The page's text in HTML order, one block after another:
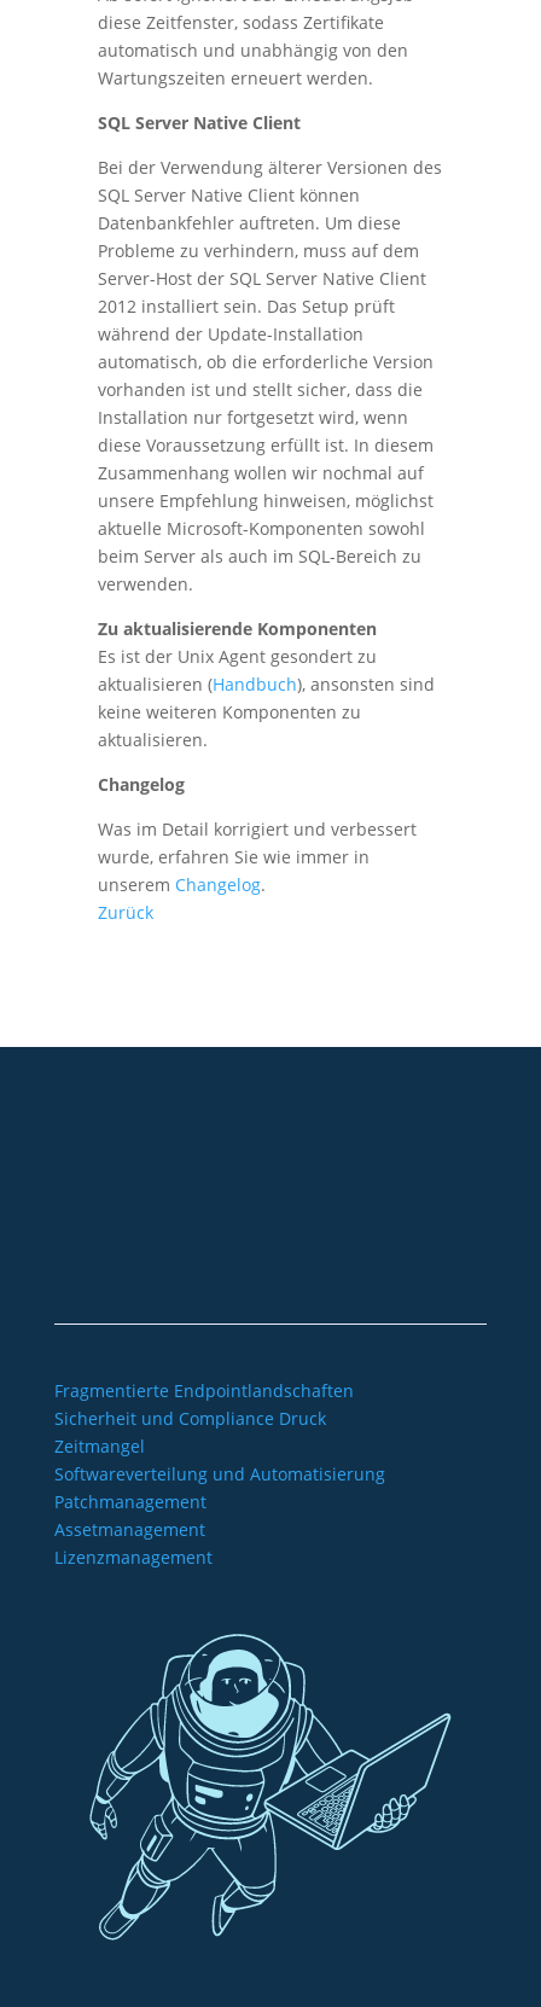
diese Zeitfenster, sodass Zertifikate
automatisch und unabhängig von den
Wartungszeiten erneuert werden.
SQL Server Native Client
Bei der Verwendung älterer Versionen des
SQL Server Native Client können
Datenbankfehler auftreten. Um diese
Probleme zu verhindern, muss auf dem
Server-Host der SQL Server Native Client
2012 installiert sein. Das Setup prüft
während der Update-Installation
automatisch, ob die erforderliche Version
vorhanden ist und stellt sicher, dass die
Installation nur fortgesetzt wird, wenn
diese Voraussetzung erfüllt ist. In diesem
Zusammenhang wollen wir nochmal auf
unsere Empfehlung hinweisen, möglichst
aktuelle Microsoft-Komponenten sowohl
beim Server als auch im SQL-Bereich zu
verwenden.
Zu aktualisierende Komponenten
Es ist der Unix Agent gesondert zu
aktualisieren (Handbuch), ansonsten sind
keine weiteren Komponenten zu
aktualisieren.
Changelog
Was im Detail korrigiert und verbessert
wurde, erfahren Sie wie immer in
unserem Changelog.
Zurück
Fragmentierte Endpointlandschaften
Sicherheit und Compliance Druck
Zeitmangel
Softwareverteilung und Automatisierung
Patchmanagement
Assetmanagement
Lizenzmanagement